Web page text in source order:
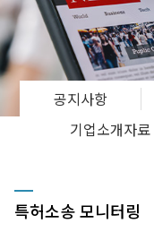
공지사항
기업소개자료
특허소송 모니터링